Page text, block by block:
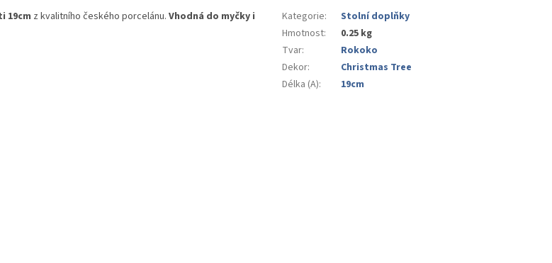
19cm z kvalitního českého porcelánu. Vhodná do myčky i
Kategorie:
Stolní doplňky
Hmotnost:
0.25 kg
Tvar:
Rokoko
Dekor:
Christmas Tree
Délka (A): 19cm